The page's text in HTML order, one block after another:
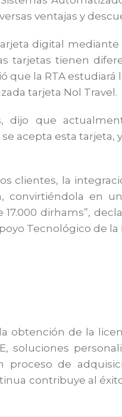
ventajas y
digital
tarjetas tienen
la RTA estudiará
tarjeta Nol Travel.
dijo que
acepta esta tarjeta,
clientes, la
convirtiéndola en
dirhams”,
Tecnológico de la
obtención de la
soluciones
proceso de
contribuye al